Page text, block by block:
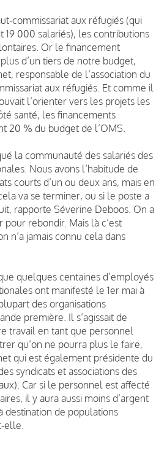
commissariat aux réfugiés (qui
19 000 salariés), les contributions
Or le financement
d’un tiers de notre budget,
responsable de l’association du
aux réfugiés. Et comme il
l’orienter vers les projets les
santé, les financements
20 % du budget de l’OMS.
la communauté des salariés des
Nous avons l’habitude de
courts d’un ou deux ans, mais en
va se terminer, ou si le poste a
rapporte Séverine Deboos. On a
pour rebondir. Mais là c’est
n’a jamais connu cela dans
quelques centaines d’employés
ont manifesté le 1er mai à
des organisations
première. Il s’agissait de
travail en tant que personnel
qu’on ne pourra plus le faire,
qui est également présidente du
syndicats et associations des
Car si le personnel est affecté
il y aura aussi moins d’argent
destination de populations
elle.